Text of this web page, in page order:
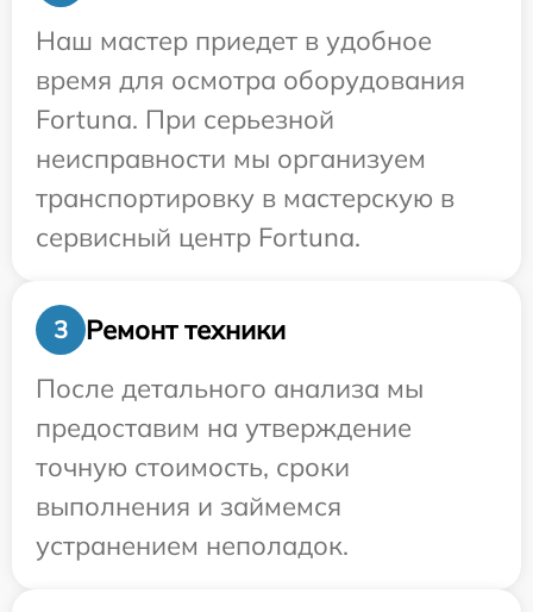
Наш мастер приедет в удобное
время для осмотра оборудования
Fortuna. При серьезной
неисправности мы организуем
транспортировку в мастерскую в
сервисный центр Fortuna.
3
Ремонт техники
После детального анализа мы
предоставим на утверждение
точную стоимость, сроки
выполнения и займемся
устранением неполадок.